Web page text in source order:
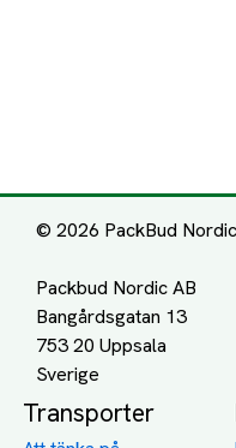
© 2026 PackBud
Packbud Nordic AB
Bangårdsgatan 13
753 20 Uppsala
Transporter